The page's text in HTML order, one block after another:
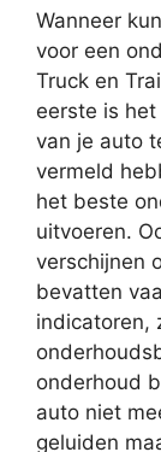
Wanneer
voor een
Truck en
eerste is
van je auto
vermeld
het beste
uitvoeren.
verschijnen
bevatten
indicatoren,
onderhoud
auto niet
geluiden